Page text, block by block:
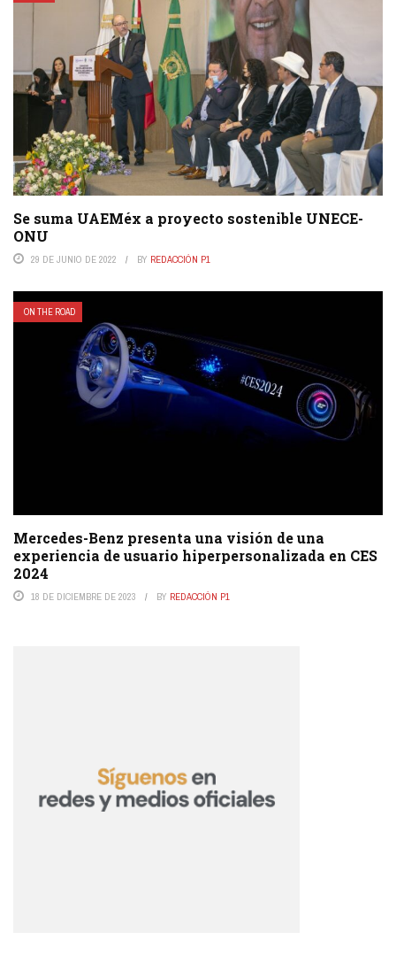
Se suma UAEMéx a proyecto sostenible UNECE-
ONU
29 DE JUNIO DE 2022 BY REDACCIÓN P1
ON THE ROAD
Mercedes-Benz presenta una visión de una
experiencia de usuario hiperpersonalizada en CES
2024
18 DE DICIEMBRE DE 2023 BY REDACCIÓN P1